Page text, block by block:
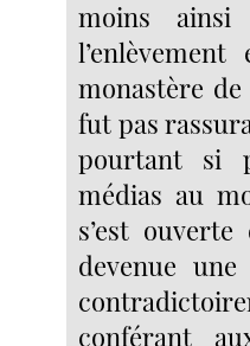
moins
monastère de
fut pas
pourtant si
médias au
s’est
devenue une
conférant